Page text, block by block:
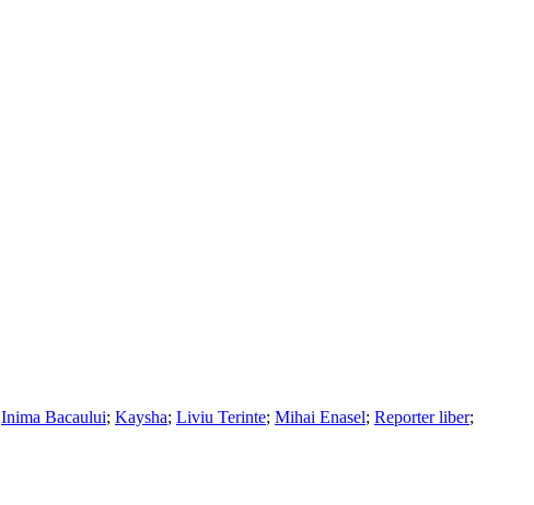
Inima Bacaului; Kaysha; Liviu Terinte; Mihai Enasel; Reporter liber;